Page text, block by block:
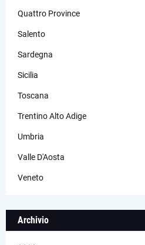
Quattro Province
Salento
Sardegna
Sicilia
Toscana
Trentino Alto Adige
Umbria
Valle D'Aosta
Veneto
Archivio